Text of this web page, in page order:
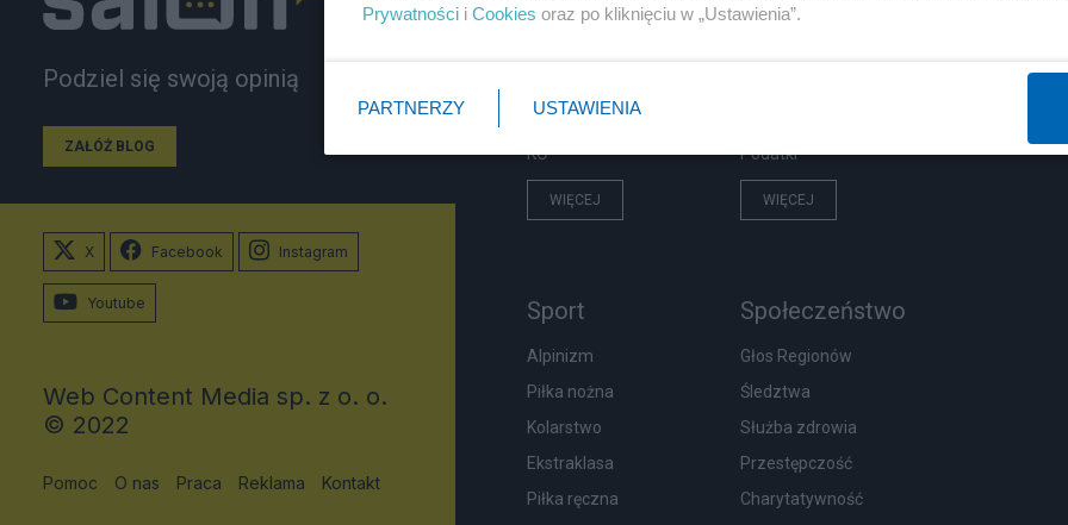
Podziel się swoją opinią
ZAŁÓŻ BLOG
PiS
NATO
KO
WIĘCEJ
Biznes
Podatki
WIĘCEJ
Sport
Alpinizm
Piłka nożna
Kolarstwo
Ekstraklasa
Piłka ręczna
Społeczeństwo
Głos Regionów
Śledztwa
Służba zdrowia
Przestępczość
Charytatywność
X Facebook Instagram
Youtube
Web Content Media sp. z o. o.
© 2022
Pomoc O nas Praca Reklama Kontakt
Prywatności i Cookies oraz po kliknięciu w „Ustawienia”.
PARTNERZY USTAWIENIA